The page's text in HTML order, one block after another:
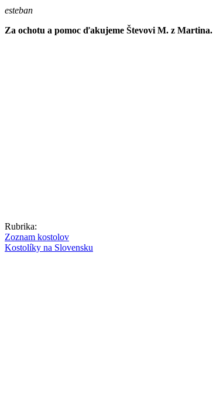
esteban
Za ochotu a pomoc ďakujeme Števovi M. z Martina.
Rubrika:
Zoznam kostolov
Kostolíky na Slovensku